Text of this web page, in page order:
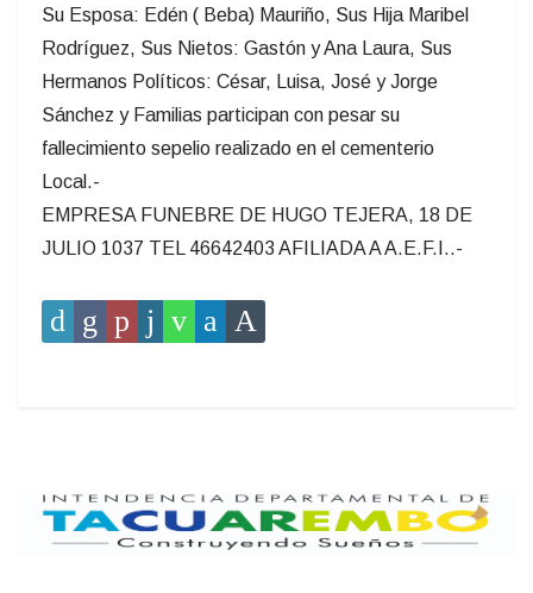
Su Esposa: Edén ( Beba) Mauriño, Sus Hija Maribel
Rodríguez, Sus Nietos: Gastón y Ana Laura, Sus
Hermanos Políticos: César, Luisa, José y Jorge
Sánchez y Familias participan con pesar su
fallecimiento sepelio realizado en el cementerio
Local.-
EMPRESA FUNEBRE DE HUGO TEJERA, 18 DE
JULIO 1037 TEL 46642403 AFILIADA A A.E.F.I..-